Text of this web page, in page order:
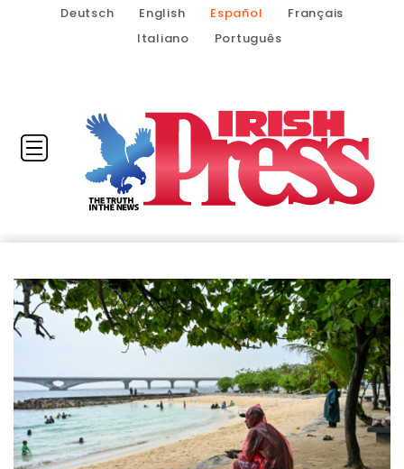
Deutsch English Español
Français
Italiano
Português